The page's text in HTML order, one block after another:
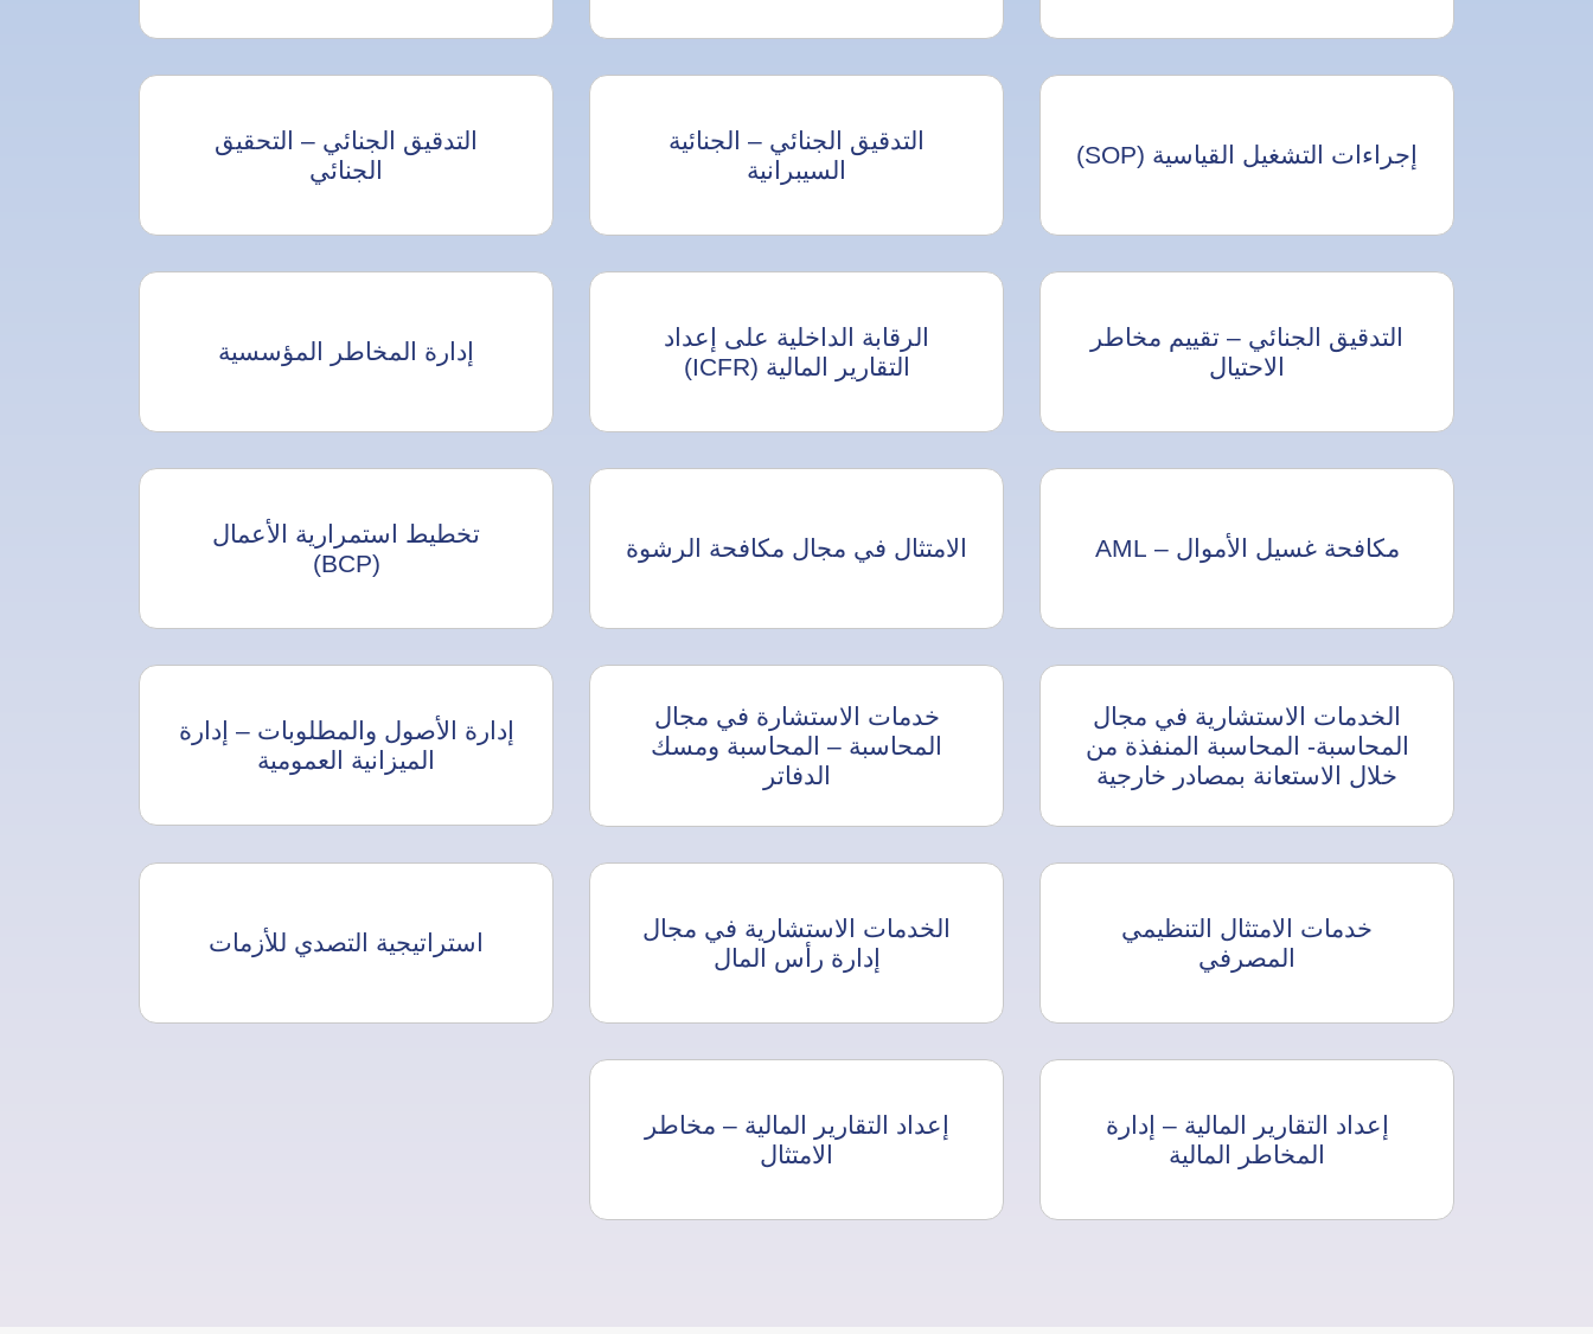
إجراءات التشغيل القياسية (SOP)
التدقيق الجنائي – الجنائية
السيبرانية
التدقيق الجنائي – التحقيق
الجنائي
التدقيق الجنائي – تقييم مخاطر
الاحتيال
الرقابة الداخلية على إعداد
التقارير المالية (ICFR)
إدارة المخاطر المؤسسية
مكافحة غسيل الأموال – AML الامتثال في مجال مكافحة الرشوة
تخطيط استمرارية الأعمال
(BCP)
الخدمات الاستشارية في مجال
المحاسبة- المحاسبة المنفذة من
خلال الاستعانة بمصادر خارجية
خدمات الاستشارة في مجال
المحاسبة – المحاسبة ومسك
الدفاتر
إدارة الأصول والمطلوبات – إدارة
الميزانية العمومية
خدمات الامتثال التنظيمي
المصرفي
الخدمات الاستشارية في مجال
إدارة رأس المال
استراتيجية التصدي للأزمات
إعداد التقارير المالية – إدارة
المخاطر المالية
إعداد التقارير المالية – مخاطر
الامتثال